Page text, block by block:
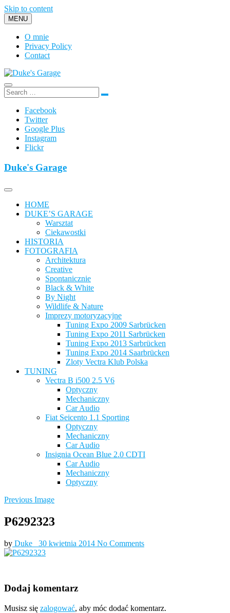
Skip to content
MENU
O mnie
Privacy Policy
Contact
Duke's Garage
Facebook
Twitter
Google Plus
Instagram
Flickr
Duke's Garage
HOME
DUKE’S GARAGE
Warsztat
Ciekawostki
HISTORIA
FOTOGRAFIA
Architektura
Creative
Spontanicznie
Black & White
By Night
Wildlife & Nature
Imprezy motoryzacyjne
Tuning Expo 2009 Sarbrücken
Tuning Expo 2011 Sarbrücken
Tuning Expo 2013 Sarbrücken
Tuning Expo 2014 Saarbrücken
Zloty Vectra Klub Polska
TUNING
Vectra B i500 2.5 V6
Optyczny
Mechaniczny
Car Audio
Fiat Seicento 1.1 Sporting
Optyczny
Mechaniczny
Car Audio
Insignia Ocean Blue 2.0 CDTI
Car Audio
Mechaniczny
Optyczny
Previous Image
P6292323
by Duke_ 30 kwietnia 2014 No Comments
Dodaj komentarz
Musisz się zalogować, aby móc dodać komentarz.